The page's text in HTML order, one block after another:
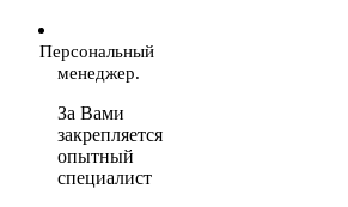
Персональный
менеджер.
За Вами
закрепляется
опытный
специалист